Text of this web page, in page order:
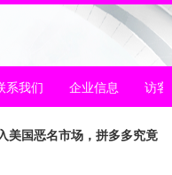
系我们 企业信息 访客
美国恶名市场，拼多多究竟